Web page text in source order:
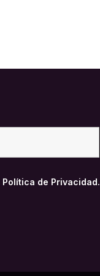
Política de Privacidad.